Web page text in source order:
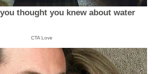
thought you knew about water
CTA Love